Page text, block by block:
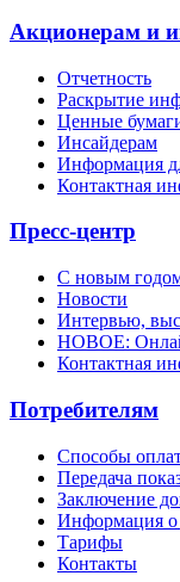
Акционерам и
Отчетность
Раскрытие
Ценные
Инсайдерам
Информация
Контактная
Пресс-центр
С новым
Новости
Интервью,
НОВОЕ:
Контактная
Потребителям
Способы
Передача
Заключение
Информация
Тарифы
Контакты